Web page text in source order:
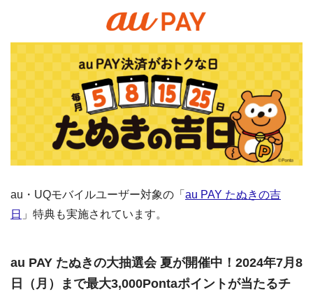
au・UQモバイルユーザー対象の「 au PAY たぬきの吉
日 」特典も実施されています。
au PAY たぬきの大抽選会 夏が開催中！2024年7月8
日（月）まで最大3,000Pontaポイントが当たるチ